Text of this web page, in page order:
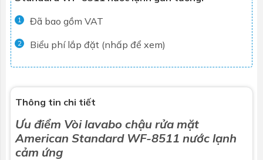
1 Đã bao gồm VAT
2 Biểu phí lắp đặt (nhấp để xem)
Thông tin chi tiết
Ưu điểm Vòi lavabo chậu rửa mặt
American Standard WF-8511 nước lạnh
cảm ứng